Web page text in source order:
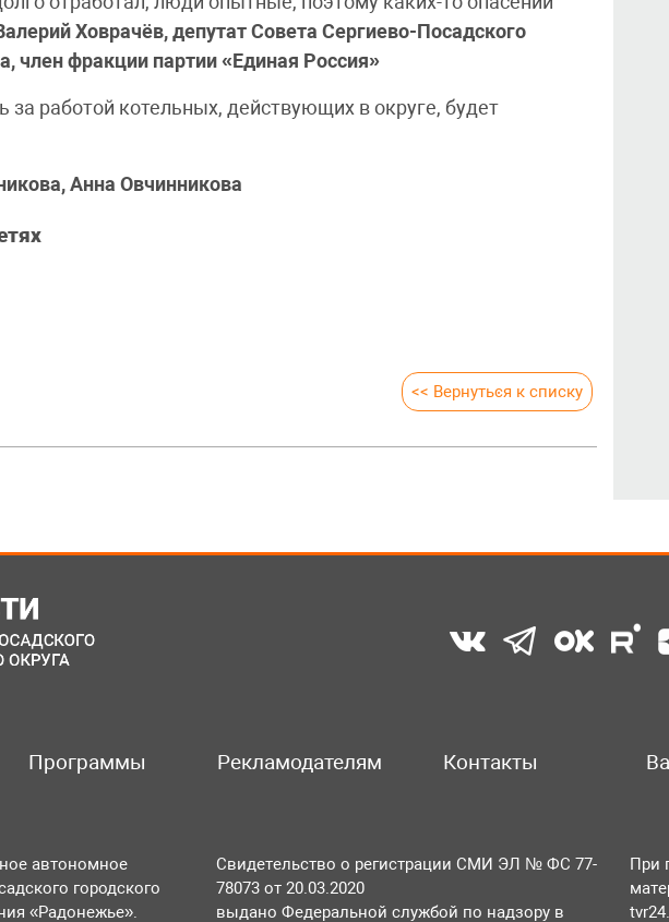
Ховрачёв, депутат Совета Сергиево-Посадского
член фракции партии «Единая Россия»
за работой котельных, действующих в округе, будет
Анна Овчинникова
<< Вернуться к списку
Программы Рекламодателям Контакты
автономное
городского
«Радонежье».
Свидетельство о регистрации СМИ ЭЛ № ФС 77-
78073 от 20.03.2020
выдано Федеральной службой по надзору в
При